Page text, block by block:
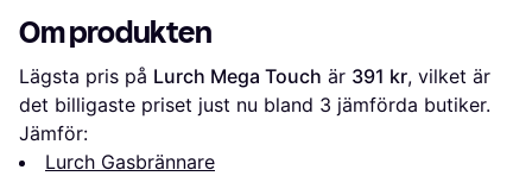
Om produkten
Lägsta pris på Lurch Mega Touch är 391 kr, vilket är
det billigaste priset just nu bland 3 jämförda butiker.
Jämför:
Lurch Gasbrännare